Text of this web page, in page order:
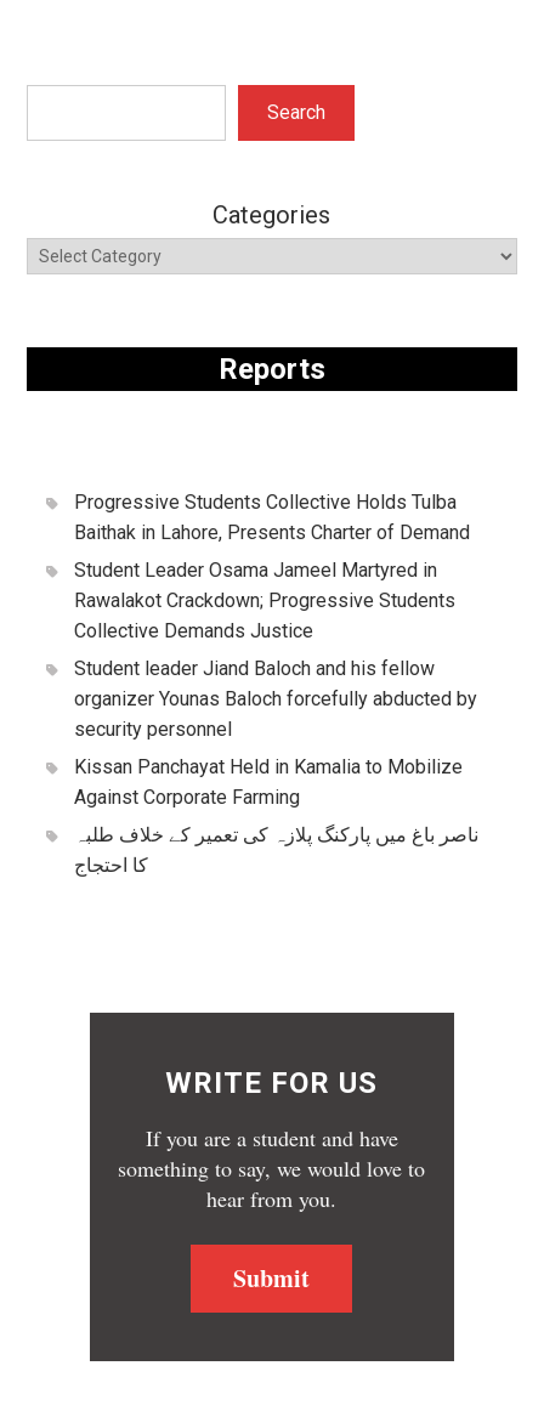
Search
Categories
Reports
Progressive Students Collective Holds Tulba
Baithak in Lahore, Presents Charter of Demand
Student Leader Osama Jameel Martyred in
Rawalakot Crackdown; Progressive Students
Collective Demands Justice
Student leader Jiand Baloch and his fellow
organizer Younas Baloch forcefully abducted by
security personnel
Kissan Panchayat Held in Kamalia to Mobilize
Against Corporate Farming
ناصر باغ میں پارکنگ پلازہ کی تعمیر کے خلاف طلبہ
کا احتجاج
WRITE FOR US
If you are a student and have
something to say, we would love to
hear from you.
Submit